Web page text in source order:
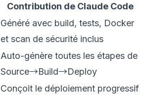
Contribution de Claude Code
Généré avec build, tests, Docker
et scan de sécurité inclus
Auto-génère toutes les étapes de
Source→Build→Deploy
Conçoit le déploiement progressif